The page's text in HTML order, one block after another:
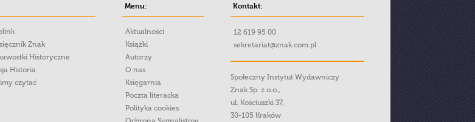
Znak
Historyczne
Historia
czytać
Menu:
Aktualności
Książki
Autorzy
O nas
Księgarnia
Poczta literacka
Polityka cookies
Kontakt:
12 619 95 00
sekretariat@znak.com.pl
Społeczny Instytut Wydawniczy
Znak Sp. z o.o.,
ul. Kościuszki 37,
30-105 Kraków